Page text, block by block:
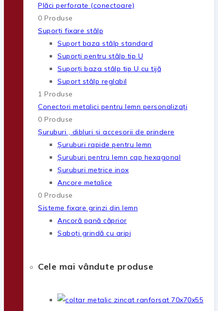
Plăci perforate (conectoare)
0 Produse
Suporți fixare stâlp
Suport baza stâlp standard
Suporți pentru stâlp tip U
Suporți baza stâlp tip U cu tijă
Suport stâlp reglabil
1 Produse
Conectori metalici pentru lemn personalizați
0 Produse
Șuruburi , dibluri și accesorii de prindere
Șuruburi rapide pentru lemn
Șuruburi pentru lemn cap hexagonal
Șuruburi metrice inox
Ancore metalice
0 Produse
Sisteme fixare grinzi din lemn
Ancoră pană căprior
Saboți grindă cu aripi
Cele mai vândute produse